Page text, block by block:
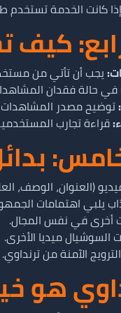
إذا كانت الخدمة تستخدم
كيف
يجب أن تأتي من
في حالة فقدان
توضيح مصدر المشاهدات
قراءة تجارب
(العنوان، الوصف،
يلبي اهتمامات
أخرى في نفس المجال.
السوشيال ميديا الأخرى.
الآمنة من ترنداوي.
هو